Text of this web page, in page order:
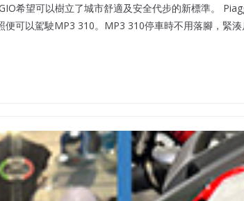
希望可以樹立了城市舒適及安全代步的新標準。
可以駕駛MP3 310。MP3 310停車時不用落腳，緊